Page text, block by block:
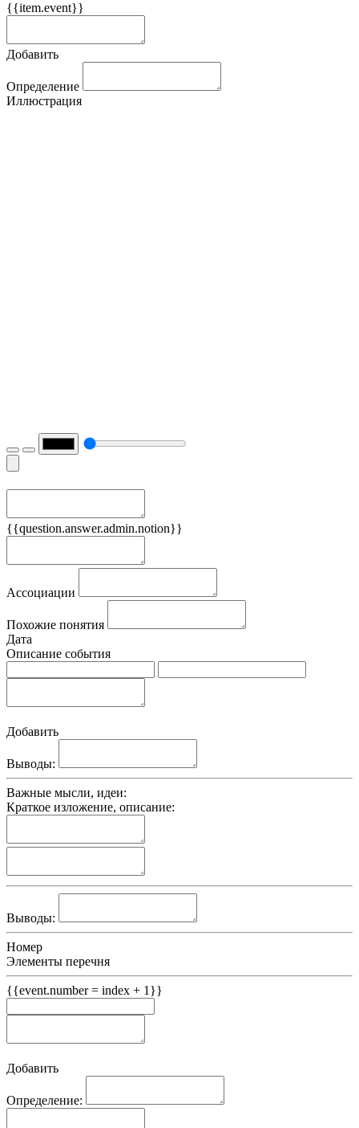
{{item.event}}
Добавить
Определение
Иллюстрация
{{question.answer.admin.notion}}
Ассоциации
Похожие понятия
Дата
Описание события
Добавить
Выводы:
Важные мысли, идеи:
Краткое изложение, описание:
Выводы:
Номер
Элементы перечня
{{event.number = index + 1}}
Добавить
Определение: